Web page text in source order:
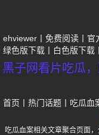
ehviewer 免费阅读 官
绿色版下载
白色版下载
黑子网看片吃瓜
首页 热门话题 吃瓜血
吃瓜血案相关文章聚合页面